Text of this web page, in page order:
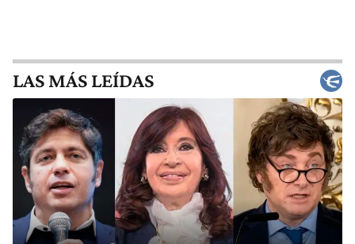
LAS MÁS LEÍDAS